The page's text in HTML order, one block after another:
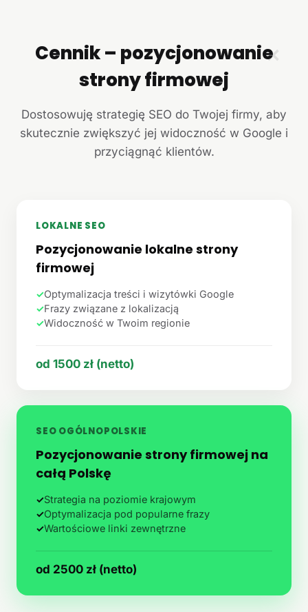
✕
Cennik – pozycjonowanie
strony firmowej
Dostosowuję strategię SEO do Twojej firmy, aby
skutecznie zwiększyć jej widoczność w Google i
przyciągnąć klientów.
LOKALNE SEO
Pozycjonowanie lokalne strony
firmowej
✓Optymalizacja treści i wizytówki Google
✓Frazy związane z lokalizacją
✓Widoczność w Twoim regionie
od 1500 zł (netto)
SEO OGÓLNOPOLSKIE
Pozycjonowanie strony firmowej na
całą Polskę
✓Strategia na poziomie krajowym
✓Optymalizacja pod popularne frazy
✓Wartościowe linki zewnętrzne
od 2500 zł (netto)